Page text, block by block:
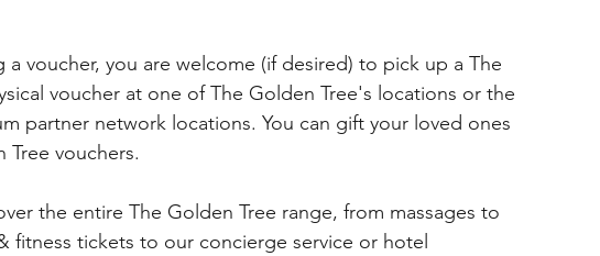
a voucher, you are welcome (if desired) to pick up a The
voucher at one of The Golden Tree's locations or the
partner network locations. You can gift your loved ones
Tree vouchers.
the entire The Golden Tree range, from massages to
fitness tickets to our concierge service or hotel